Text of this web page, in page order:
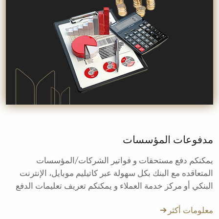
مدفوعات المؤسسات
يمكنكم دفع مستحقات و فواتير الشركات/المؤسسات
المتعاقده مع البنك بكل سهولة عبر كاتيليم موبايل، الإنترنت
البنكي أو مركز خدمة العملاء و يمكنكم تعريف تعليمات الدفع
معلومات أكثر